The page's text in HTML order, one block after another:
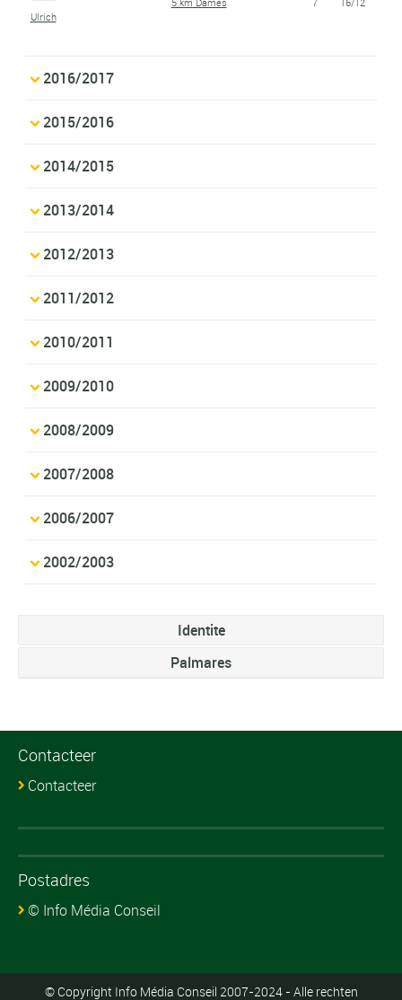
Ulrich
2016/2017
2015/2016
2014/2015
2013/2014
2012/2013
2011/2012
2010/2011
2009/2010
2008/2009
2007/2008
2006/2007
2002/2003
Identite
Palmares
Contacteer
Contacteer
Postadres
© Info Média Conseil
© Copyright Info Média Conseil 2007-2024 - Alle rechten